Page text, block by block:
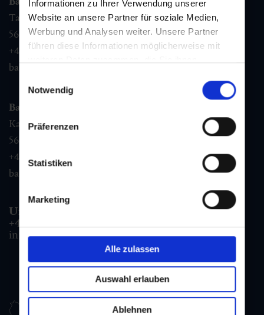
Informationen zu Ihrer Verwendung unserer
Website an unsere Partner für soziale Medien,
Werbung und Analysen weiter. Unsere Partner
führen diese Informationen möglicherweise mit
Nutzung der Dienste gesammelt haben.
Notwendig
Präferenzen
Statistiken
Marketing
Alle zulassen
Auswahl erlauben
Ablehnen
Tauernplatz 1,
5630 Bad Hofgastein
+43 6432 3393 260
badhofgastein@gastein.com
Bad Gastein
Kaiser Franz Josefstr. 27,
5640
+43 6432 3393 560
badgastein@gastein.com
Unterkunfts- & Buchungshotline:
+43 6432 3393 990
info@gastein.com